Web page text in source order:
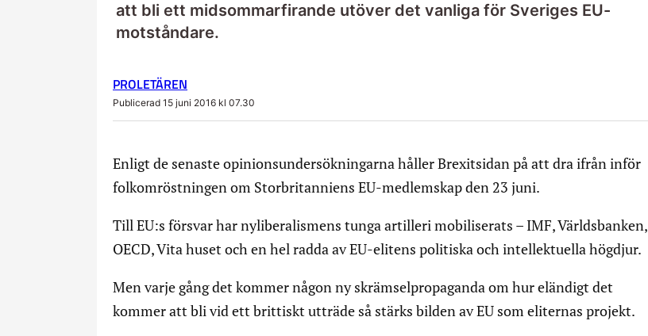
att bli ett midsommarfirande utöver det vanliga för Sveriges EU-
motståndare.
PROLETÄREN
Publicerad 15 juni 2016 kl 07.30
Enligt de senaste opinionsundersökningarna håller Brexitsidan på att dra ifrån inför
folkomröstningen om Storbritanniens EU-medlemskap den 23 juni.
Till EU:s försvar har nyliberalismens tunga artilleri mobiliserats – IMF, Världsbanken,
OECD, Vita huset och en hel radda av EU-elitens politiska och intellektuella högdjur.
Men varje gång det kommer någon ny skrämselpropaganda om hur eländigt det
kommer att bli vid ett brittiskt utträde så stärks bilden av EU som eliternas projekt.